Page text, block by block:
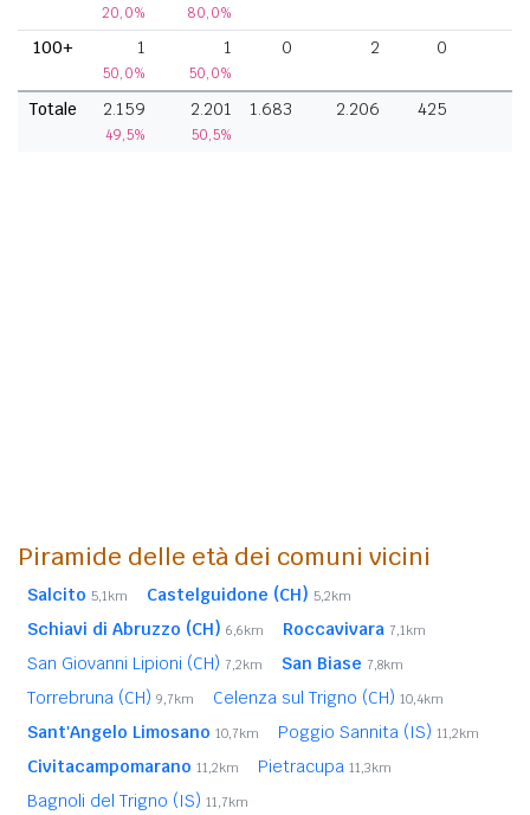
20,0% 80,0%
100+ 1
50,0%
1
50,0%
0 2 0
Totale 2.159
49,5%
2.201
50,5%
1.683 2.206 425
Piramide delle età dei comuni vicini
Salcito 5,1km Castelguidone (CH) 5,2km
Schiavi di Abruzzo (CH) 6,6km Roccavivara 7,1km
San Giovanni Lipioni (CH) 7,2km San Biase 7,8km
Torrebruna (CH) 9,7km Celenza sul Trigno (CH) 10,4km
Sant'Angelo Limosano 10,7km Poggio Sannita (IS) 11,2km
Civitacampomarano 11,2km Pietracupa 11,3km
Bagnoli del Trigno (IS) 11,7km